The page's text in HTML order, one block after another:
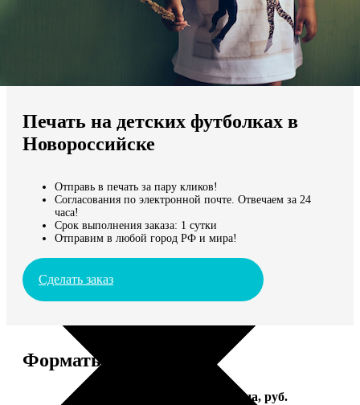
Мы доставляем по всему миру
Продолжить без города
Печать на детских футболках в
Новороссийске
Отправь в печать за пару кликов!
Согласования по электронной почте. Отвечаем за 24
часа!
Срок выполнения заказа: 1 сутки
Отправим в любой город РФ и мира!
Сделать заказ
Форматы и цены
Цена, руб.